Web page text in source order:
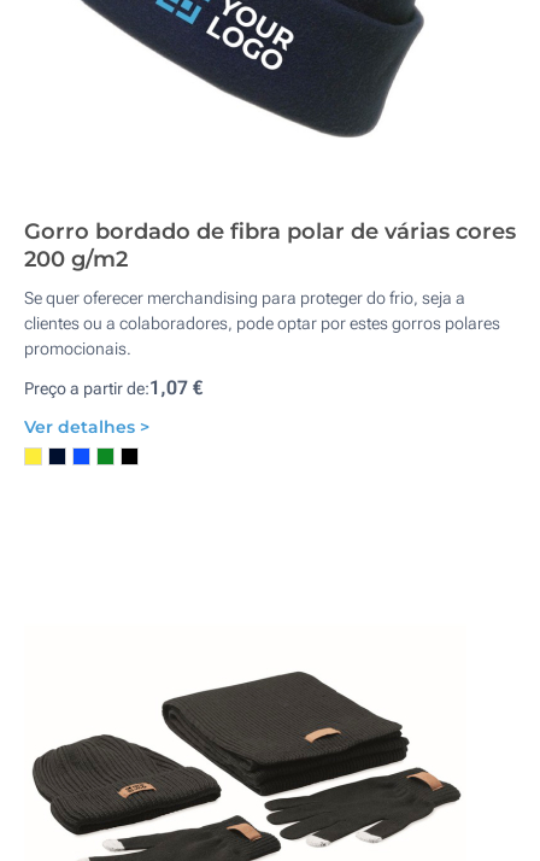
Gorro bordado de fibra polar de várias cores
200 g/m2
Se quer oferecer merchandising para proteger do frio, seja a
clientes ou a colaboradores, pode optar por estes gorros polares
promocionais.
Preço a partir de:1,07 €
Ver detalhes >